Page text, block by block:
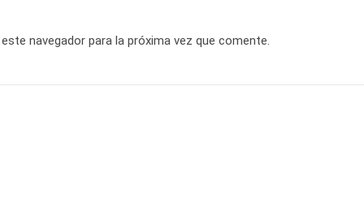
navegador para la próxima vez que comente.